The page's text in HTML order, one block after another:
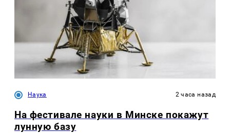
Наука 2 часа назад
На фестивале науки в Минске покажут
лунную базу